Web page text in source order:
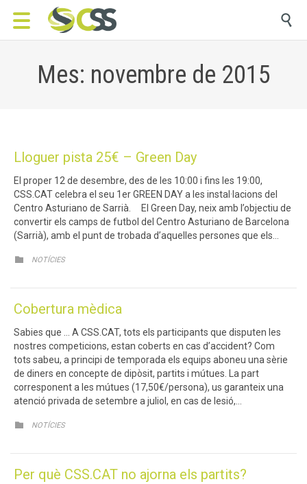

Mes: novembre de 2015
Lloguer pista 25€ – Green Day
El proper 12 de desembre, des de les 10:00 i fins les 19:00,
CSS.CAT celebra el seu 1er GREEN DAY a les instal·lacions del
Centro Asturiano de Sarrià. El Green Day, neix amb l’objectiu de
convertir els camps de futbol del Centro Asturiano de Barcelona
(Sarrià), amb el punt de trobada d’aquelles persones que els…
 CATEGORY
NOTÍCIES
Cobertura mèdica
Sabies que … A CSS.CAT, tots els participants que disputen les
nostres competicions, estan coberts en cas d’accident? Com
tots sabeu, a principi de temporada els equips aboneu una sèrie
de diners en concepte de dipòsit, partits i mútues. La part
corresponent a les mútues (17,50€/persona), us garanteix una
atenció privada de setembre a juliol, en cas de lesió,…
 CATEGORY
NOTÍCIES
Per què CSS.CAT no ajorna els partits?